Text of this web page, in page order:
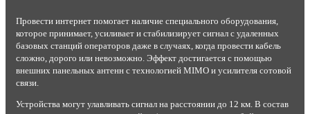
Провести интернет помогает наличие специального оборудования,
которое принимает, усиливает и стабилизирует сигнал с удаленных
базовых станций операторов даже в случаях, когда провести кабель
сложно, дорого или невозможно. Эффект достигается с помощью
внешних панельных антенн с технологией MIMO и усилителя сотовой
связи.
Устройства могут улавливать сигнал на расстоянии до 12 км. В состав